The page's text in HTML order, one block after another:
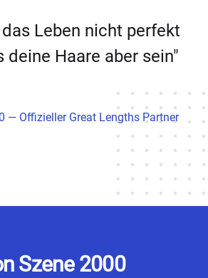
Leben nicht perfekt
deine Haare aber sein"
— Offizieller Great Lengths Partner
Szene 2000